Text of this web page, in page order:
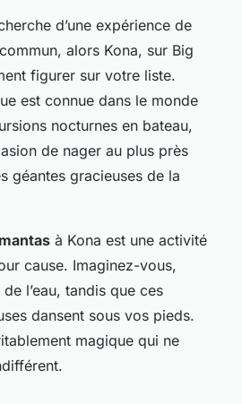
d’une expérience de
alors Kona, sur Big
figurer sur votre liste.
est connue dans le monde
nocturnes en bateau,
de nager au plus près
géantes gracieuses de la
à Kona est une activité
cause. Imaginez-vous,
l’eau, tandis que ces
dansent sous vos pieds.
magique qui ne